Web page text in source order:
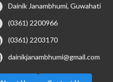
Dainik Janambhumi, Guwahati
(0361) 2200966
(0361) 2203170
dainikjanambhumi@gmail.com